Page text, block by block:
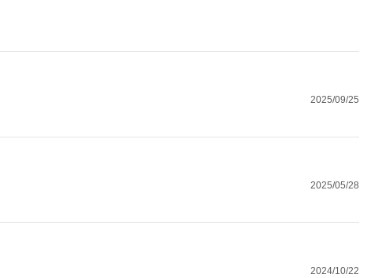
2025/09/25
2025/05/28
2024/10/22